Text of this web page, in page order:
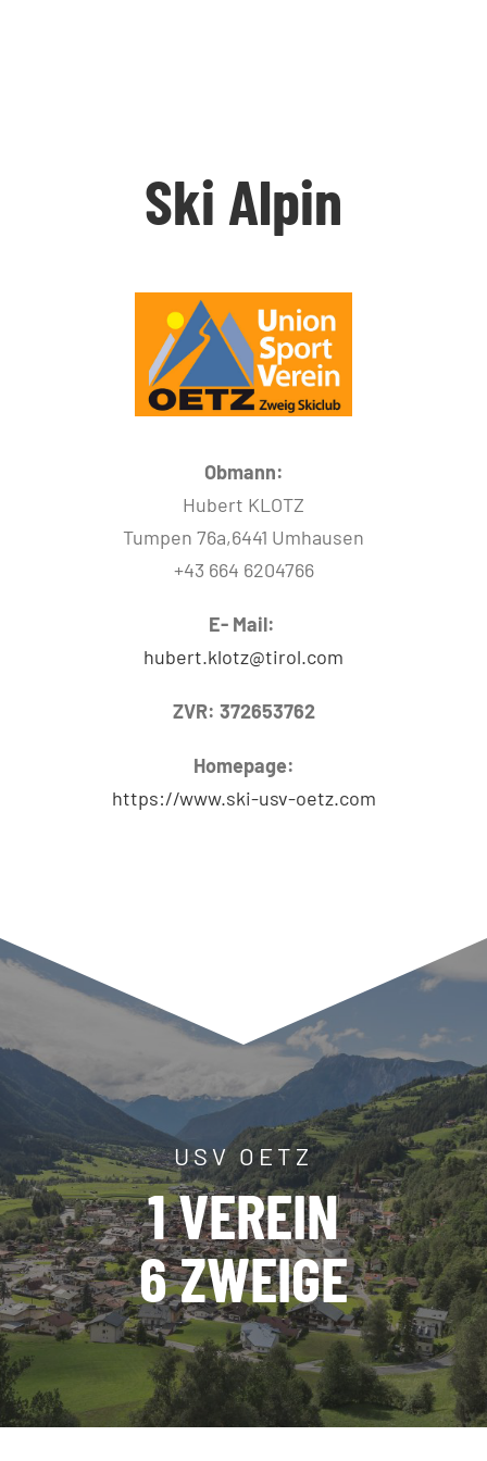
Ski Alpin
Obmann:
Hubert KLOTZ
Tumpen 76a,6441 Umhausen
+43 664 6204766
E- Mail:
hubert.klotz@tirol.com
ZVR: 372653762
Homepage:
https://www.ski-usv-oetz.com
USV OETZ
1 VEREIN
6 ZWEIGE